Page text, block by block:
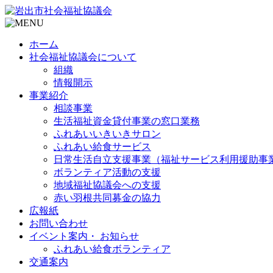
ホーム
社会福祉協議会について
組織
情報開示
事業紹介
相談事業
生活福祉資金貸付事業の窓口業務
ふれあいいきいきサロン
ふれあい給食サービス
日常生活自立支援事業（福祉サービス利用援助事
ボランティア活動の支援
地域福祉協議会への支援
赤い羽根共同募金の協力
広報紙
お問い合わせ
イベント案内・ お知らせ
ふれあい給食ボランティア
交通案内